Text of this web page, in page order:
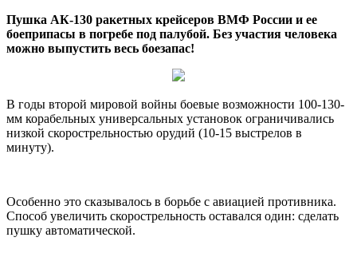
Пушка АК-130 ракетных крейсеров ВМФ России и ее
боеприпасы в погребе под палубой. Без участия человека
можно выпустить весь боезапас!
В годы второй мировой войны боевые возможности 100-130-
мм корабельных универсальных установок ограничивались
низкой скорострельностью орудий (10-15 выстрелов в
минуту).
Особенно это сказывалось в борьбе с авиацией противника.
Способ увеличить скорострельность оставался один: сделать
пушку автоматической.